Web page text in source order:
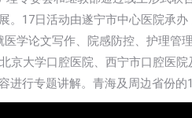
。17日活动由遂宁市中心医院承
学论文写作、院感防控、护理管
京大学口腔医院、西宁市口腔医
行专题讲解。青海及周边省份的